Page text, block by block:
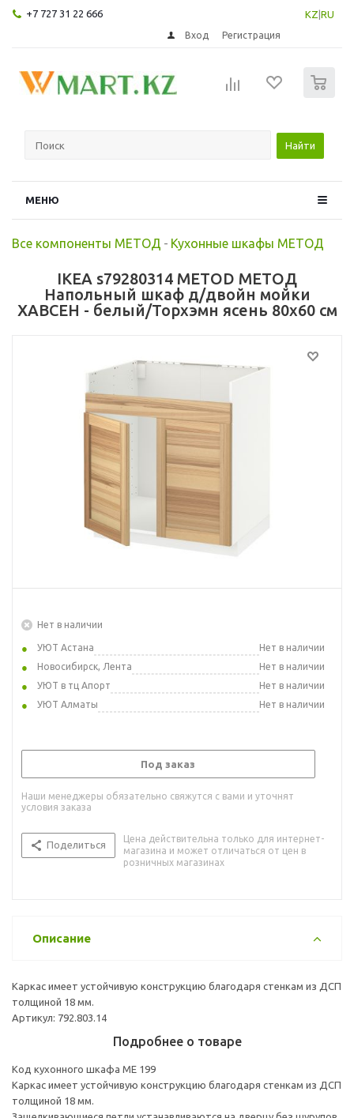
+7 727 31 22 666 KZ RU
Вход Регистрация
Найти
МЕНЮ
Все компоненты МЕТОД - Кухонные шкафы МЕТОД
IKEA s79280314 METOD МЕТОД
Напольный шкаф д/двойн мойки
ХАВСЕН - белый/Торхэмн ясень 80x60 см
Нет в наличии
УЮТ Астана
Нет в наличии
Новосибирск, Лента
Нет в наличии
УЮТ в тц Апорт
Нет в наличии
УЮТ Алматы
Нет в наличии
Под заказ
Наши менеджеры обязательно свяжутся с вами и уточнят
условия заказа
Поделиться
Цена действительна только для интернет-
магазина и может отличаться от цен в
розничных магазинах
Описание
Каркас имеет устойчивую конструкцию благодаря стенкам из ДСП
толщиной 18 мм.
Артикул: 792.803.14
Подробнее о товаре
Код кухонного шкафа ME 199
Каркас имеет устойчивую конструкцию благодаря стенкам из ДСП
толщиной 18 мм.